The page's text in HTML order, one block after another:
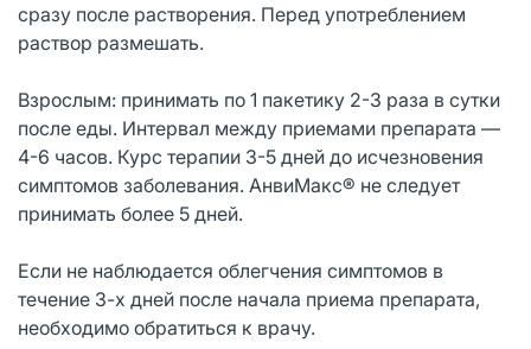
сразу после растворения. Перед употреблением
раствор размешать.
Взрослым: принимать по 1 пакетику 2-3 раза в сутки
после еды. Интервал между приемами препарата —
4-6 часов. Курс терапии 3-5 дней до исчезновения
симптомов заболевания. АнвиМакс® не следует
принимать более 5 дней.
Если не наблюдается облегчения симптомов в
течение 3-х дней после начала приема препарата,
необходимо обратиться к врачу.